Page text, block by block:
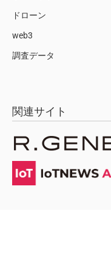
ドローン
web3
調査データ
関連サイト